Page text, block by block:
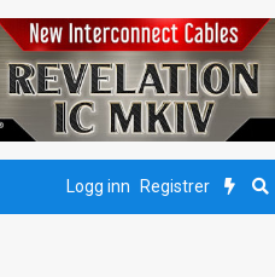
Logg inn Registrer